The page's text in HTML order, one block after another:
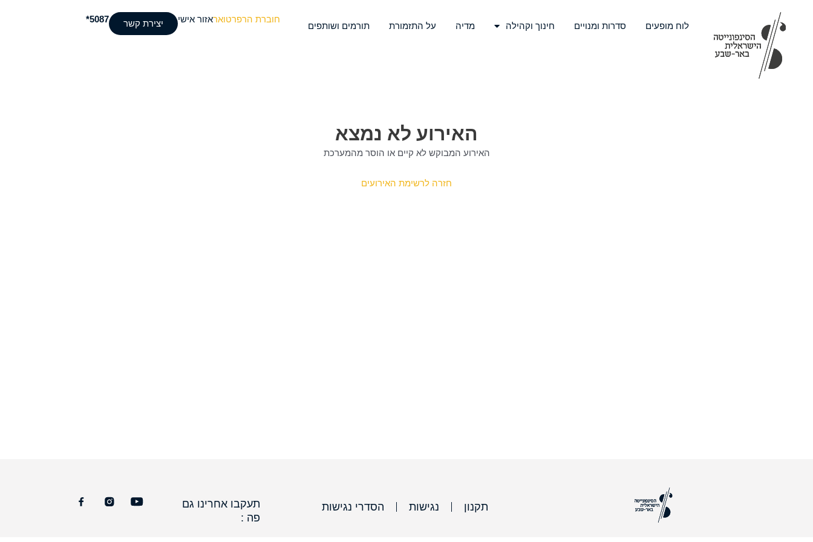
לוח מופעים סדרות ומנויים חינוך וקהילה מדיה על התזמורת תורמים ושותפים
חוברת הרפרטואראזור אישי יצירת קשר 5087*
האירוע לא נמצא
האירוע המבוקש לא קיים או הוסר מהמערכת
חזרה לרשימת האירועים
תקנון נגישות הסדרי נגישות
תעקבו אחרינו גם
פה :